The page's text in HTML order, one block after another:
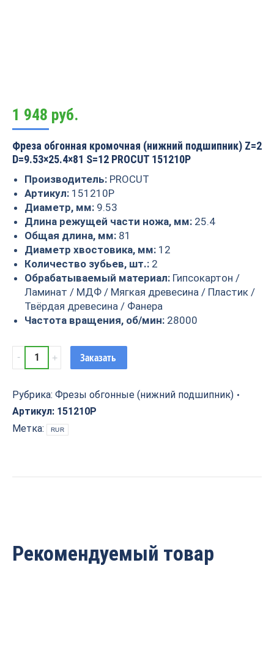
1 948 руб.
Фреза обгонная кромочная (нижний подшипник) Z=2
D=9.53×25.4×81 S=12 PROCUT 151210P
Производитель: PROCUT
Артикул: 151210P
Диаметр, мм: 9.53
Длина режущей части ножа, мм: 25.4
Общая длина, мм: 81
Диаметр хвостовика, мм: 12
Количество зубьев, шт.: 2
Обрабатываемый материал: Гипсокартон /
Ламинат / МДФ / Мягкая древесина / Пластик /
Твёрдая древесина / Фанера
Частота вращения, об/мин: 28000
Фреза
обгонная
(нижний
подшипник)
Z=2
D=9.53x25.4x81
151210P
Заказать
Рубрика: Фрезы обгонные (нижний подшипник)
Артикул: 151210P
Метка:
RUR
Рекомендуемый товар